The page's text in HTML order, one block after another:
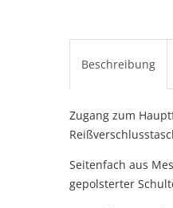
Beschreibung
Zugang zum
Seitenfach aus
gepolsterter